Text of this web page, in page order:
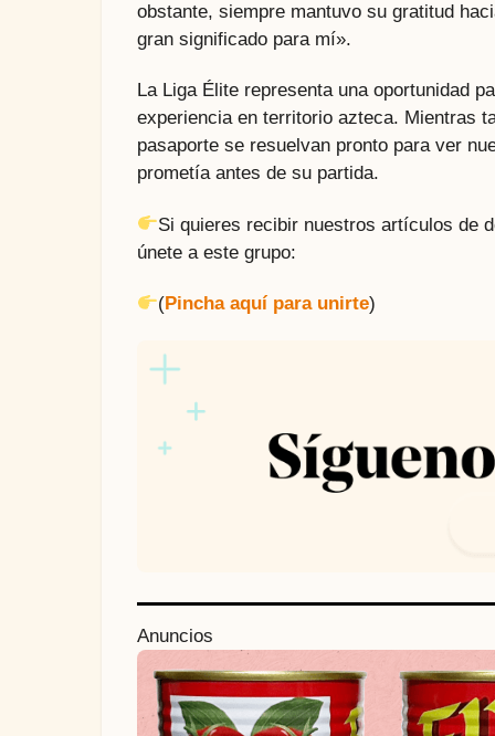
obstante, siempre mantuvo su gratitud
gran significado para mí».
La Liga Élite representa una oportunidad
experiencia en territorio azteca. Mientras
pasaporte se resuelvan pronto para ver
prometía antes de su partida.
Si quieres recibir nuestros artículos de
únete a este grupo:
(Pincha aquí para unirte)
Anuncios
P
o
s